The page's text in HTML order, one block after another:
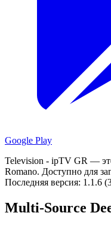
Google Play
Television - ipTV GR —
Romano. Доступно для
Последняя версия: 1.1.6
Multi-Source